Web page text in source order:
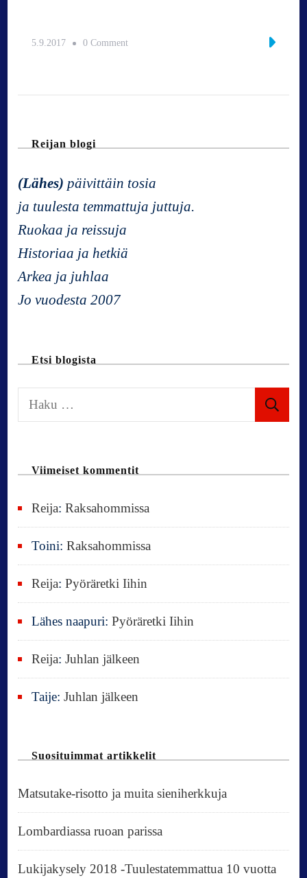
5.9.2017 0 Commento
ä
Reijan blogi
(Lähes) päivittäin tosia
ja tuulesta temmattuja juttuja.
Ruokaa ja reissuja
Historiaa ja hetkiä
Arkea ja juhlaa
Jo vuodesta 2007
Etsi blogista
a
Viimeiset kommentit
Reija:Raksahommissa
Toini:Raksahommissa
Reija:Pyöräretki Iihin
Lähes naapuri:Pyöräretki Iihin
Reija:Juhlan jälkeen
Taije:Juhlan jälkeen
Suosituimmat artikkelit
Matsutake-risotto ja muita sieniherkkuja
Lombardiassa ruoan parissa
Lukijakysely 2018 -Tuulestatemmattua 10 vuotta